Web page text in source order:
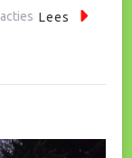
Op
Lees